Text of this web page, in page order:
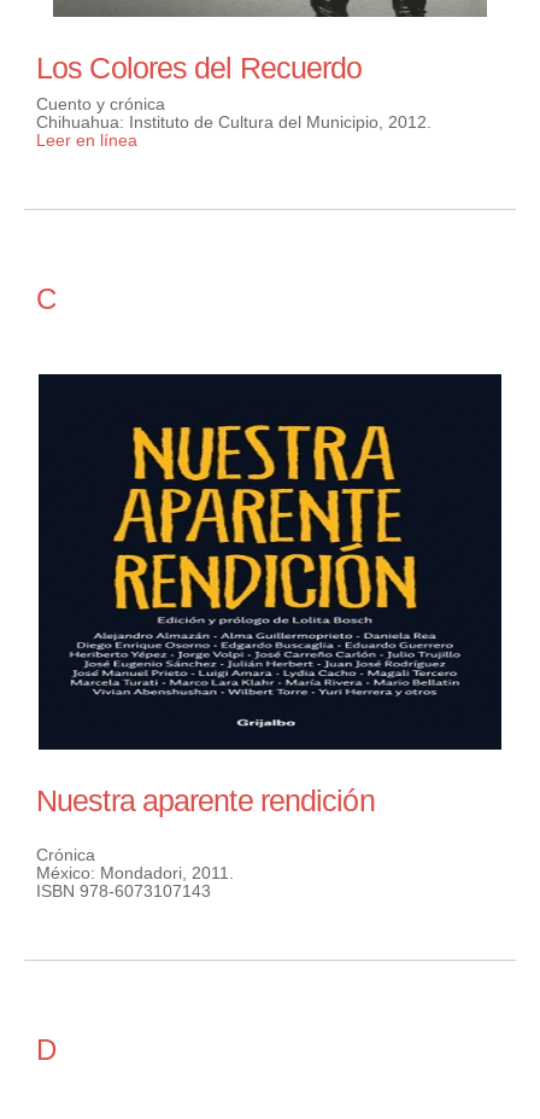
Los Colores del Recuerdo
Cuento y crónica
Chihuahua: Instituto de Cultura del Municipio, 2012.
Leer en línea
C
Nuestra aparente rendición
Crónica
México: Mondadori, 2011.
ISBN 978-6073107143
D